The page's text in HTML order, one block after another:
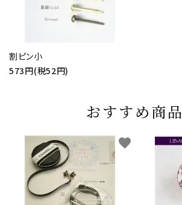
割ピン小
573円(税52円)
おすすめ商品
favorite